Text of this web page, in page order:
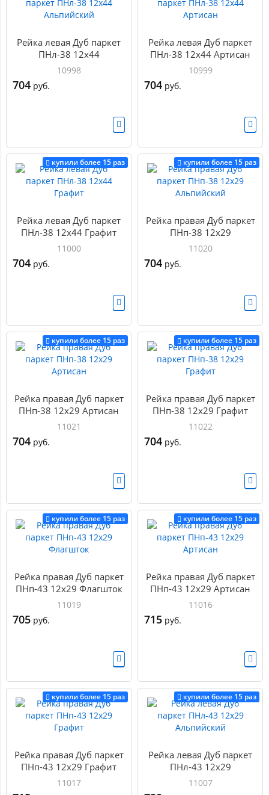
Рейка левая Дуб паркет
ПНл-38 12х44
Альпийский
10998
704 руб.
Рейка левая Дуб паркет
ПНл-38 12х44 Артисан
10999
704 руб.
купили более 15 раз
Рейка левая Дуб паркет
ПНл-38 12х44 Графит
11000
704 руб.
купили более 15 раз
Рейка правая Дуб паркет
ПНп-38 12х29
Альпийский
11020
704 руб.
купили более 15 раз
Рейка правая Дуб паркет
ПНп-38 12х29 Артисан
11021
704 руб.
купили более 15 раз
Рейка правая Дуб паркет
ПНп-38 12х29 Графит
11022
704 руб.
купили более 15 раз
Рейка правая Дуб паркет
ПНп-43 12х29 Флагшток
11019
705 руб.
купили более 15 раз
Рейка правая Дуб паркет
ПНп-43 12х29 Артисан
11016
715 руб.
купили более 15 раз
Рейка правая Дуб паркет
ПНп-43 12х29 Графит
11017
купили более 15 раз
Рейка левая Дуб паркет
ПНл-43 12х29
Альпийский
11007